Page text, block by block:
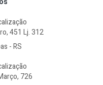
451 Lj. 312
- RS
726